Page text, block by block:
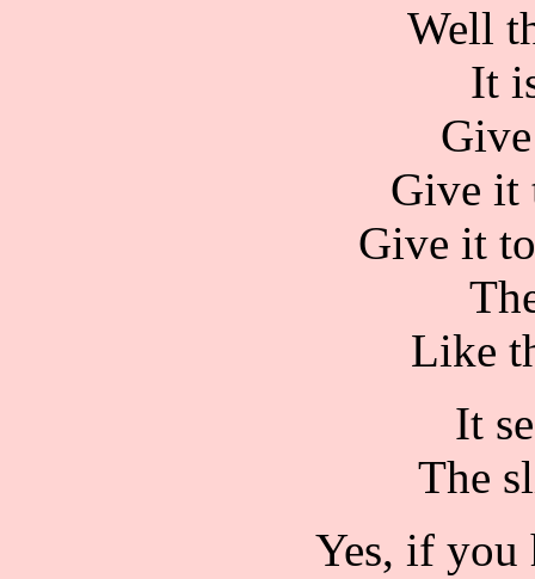
Well
It
Give it
Give it
Like
It
The
Yes, if you